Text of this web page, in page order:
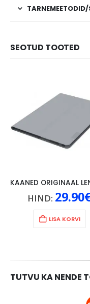
SEOTUD TOOTED
HIND: 29.90
LISA KORVI
TUTVU KA NENDE